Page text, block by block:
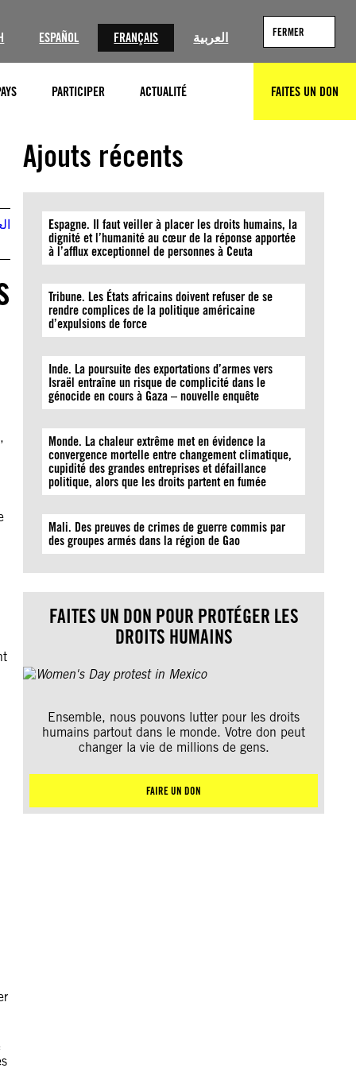
ESPAÑOL FRANÇAIS العربية FERMER
PARTICIPER ACTUALITÉ RECHERCHERFAITES UN DON
Ajouts récents
Espagne. Il faut veiller à placer les droits humains, la
dignité et l’humanité au cœur de la réponse apportée
à l’afflux exceptionnel de personnes à Ceuta
Tribune. Les États africains doivent refuser de se
rendre complices de la politique américaine
d’expulsions de force
Inde. La poursuite des exportations d’armes vers
Israël entraîne un risque de complicité dans le
génocide en cours à Gaza – nouvelle enquête
Monde. La chaleur extrême met en évidence la
convergence mortelle entre changement climatique,
cupidité des grandes entreprises et défaillance
politique, alors que les droits partent en fumée
Mali. Des preuves de crimes de guerre commis par
des groupes armés dans la région de Gao
FAITES UN DON POUR PROTÉGER LES
DROITS HUMAINS
Ensemble, nous pouvons lutter pour les droits
humains partout dans le monde. Votre don peut
changer la vie de millions de gens.
FAIRE UN DON